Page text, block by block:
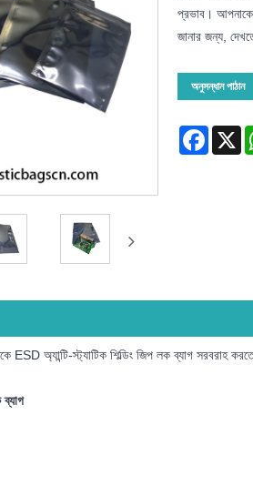
প্রভাব। আপনাকে
জানার জন্য,
অনুসন্ধান পাঠান
X
ESD অ্যান্টি-স্ট্যাটিক শিল্ডিং জিপ লক ব্যাগ
ব্যাগ